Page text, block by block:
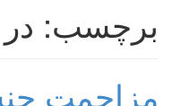
برچسب:
مزاحمت